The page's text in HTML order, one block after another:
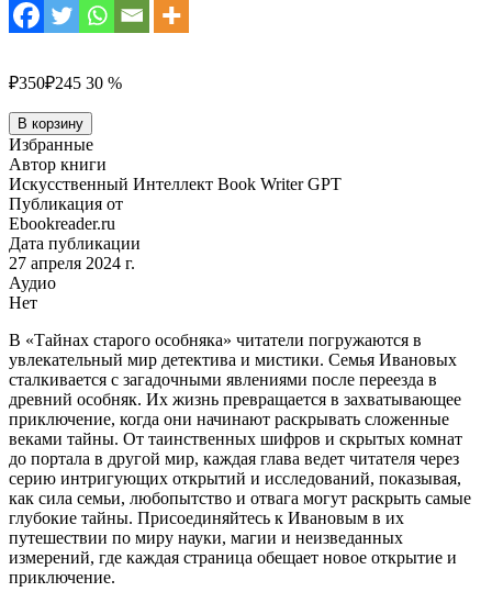
₽350₽245 30 %
Количество
товара
Тайны
старого
особняка
В корзину
Избранные
Автор книги
Искусственный Интеллект Book Writer GPT
Публикация от
Ebookreader.ru
Дата публикации
27 апреля 2024 г.
Аудио
Нет
В «Тайнах старого особняка» читатели погружаются в
увлекательный мир детектива и мистики. Семья Ивановых
сталкивается с загадочными явлениями после переезда в
древний особняк. Их жизнь превращается в захватывающее
приключение, когда они начинают раскрывать сложенные
веками тайны. От таинственных шифров и скрытых комнат
до портала в другой мир, каждая глава ведет читателя через
серию интригующих открытий и исследований, показывая,
как сила семьи, любопытство и отвага могут раскрыть самые
глубокие тайны. Присоединяйтесь к Ивановым в их
путешествии по миру науки, магии и неизведанных
измерений, где каждая страница обещает новое открытие и
приключение.